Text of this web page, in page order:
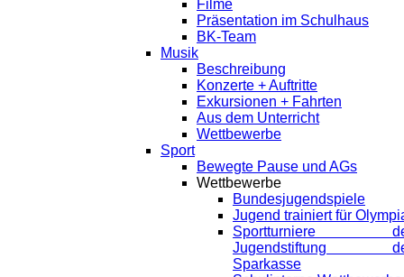
Filme
Präsentation im Schulhaus
BK-Team
Musik
Beschreibung
Konzerte + Auftritte
Exkursionen + Fahrten
Aus dem Unterricht
Wettbewerbe
Sport
Bewegte Pause und AGs
Wettbewerbe
Bundesjugendspiele
Jugend trainiert für
Sportturniere
Jugendstiftung
Sparkasse